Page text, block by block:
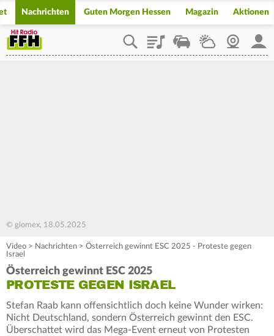
Nachrichten Guten Morgen Hessen Magazin Aktionen
PlaylistStaupilotWetterWebcam
© glomex, 18.05.2025
Video > Nachrichten > Österreich gewinnt ESC 2025 - Proteste gegen
Israel
Österreich gewinnt ESC 2025
PROTESTE GEGEN ISRAEL
Stefan Raab kann offensichtlich doch keine Wunder wirken:
Nicht Deutschland, sondern Österreich gewinnt den ESC.
Überschattet wird das Mega-Event erneut von Protesten